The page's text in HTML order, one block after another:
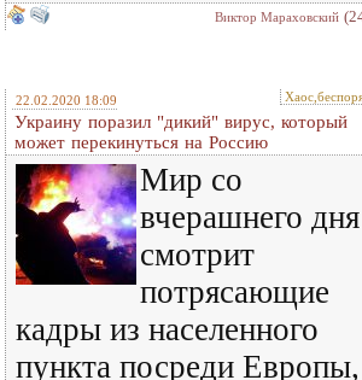
Виктор Мараховский
22.02.2020 18:09
Украину поразил "дикий" вирус, который
может перекинуться на Россию
Мир со
вчерашнего дня
смотрит
потрясающие
кадры из населенного
пункта посреди